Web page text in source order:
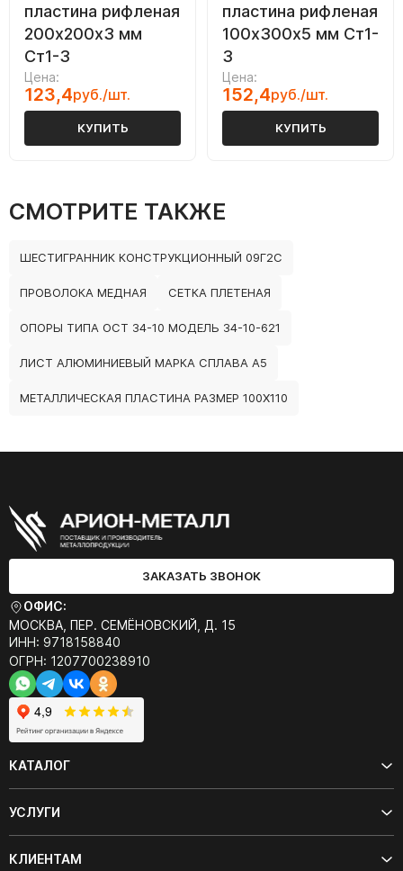
пластина рифленая
200х200х3 мм
Ст1-3
Цена:
123,4руб./шт.
КУПИТЬ
пластина рифленая
100х300х5 мм Ст1-
3
Цена:
152,4руб./шт.
КУПИТЬ
СМОТРИТЕ ТАКЖЕ
ШЕСТИГРАННИК КОНСТРУКЦИОННЫЙ 09Г2С
ПРОВОЛОКА МЕДНАЯ СЕТКА ПЛЕТЕНАЯ
ОПОРЫ ТИПА ОСТ 34-10 МОДЕЛЬ 34-10-621
ЛИСТ АЛЮМИНИЕВЫЙ МАРКА СПЛАВА А5
МЕТАЛЛИЧЕСКАЯ ПЛАСТИНА РАЗМЕР 100Х110
ЗАКАЗАТЬ ЗВОНОК
ОФИС:
МОСКВА, ПЕР. СЕМЁНОВСКИЙ, Д. 15
ИНН: 9718158840
ОГРН: 1207700238910
КАТАЛОГ
УСЛУГИ
КЛИЕНТАМ